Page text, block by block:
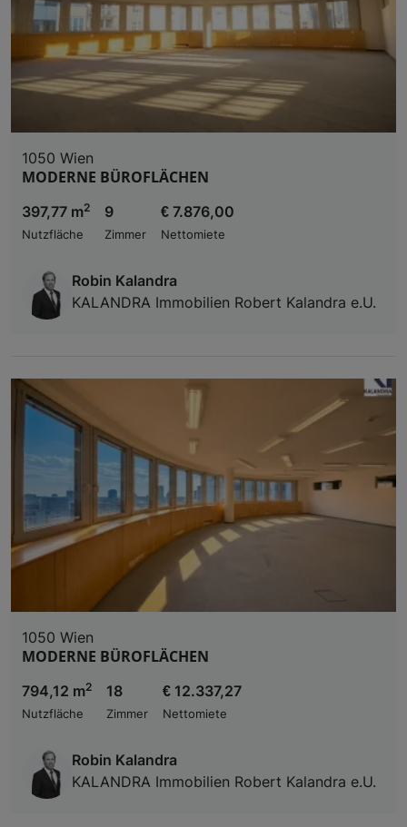
1050 Wien
MODERNE BÜROFLÄCHEN
397,77 m2
Nutzfläche
9
Zimmer
€ 7.876,00
Nettomiete
Robin Kalandra
KALANDRA Immobilien Robert Kalandra e.U.
1050 Wien
MODERNE BÜROFLÄCHEN
794,12 m2
Nutzfläche
18
Zimmer
€ 12.337,27
Nettomiete
Robin Kalandra
KALANDRA Immobilien Robert Kalandra e.U.